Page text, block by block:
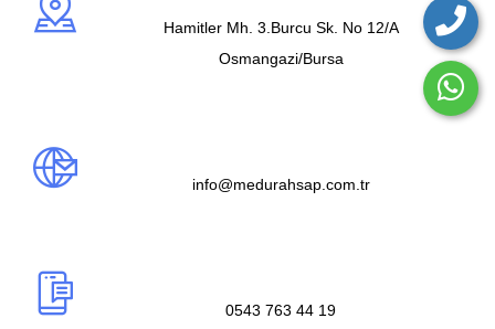
Hamitler Mh. 3.Burcu Sk. No 12/A
Osmangazi/Bursa
info@medurahsap.com.tr
0543 763 44 19